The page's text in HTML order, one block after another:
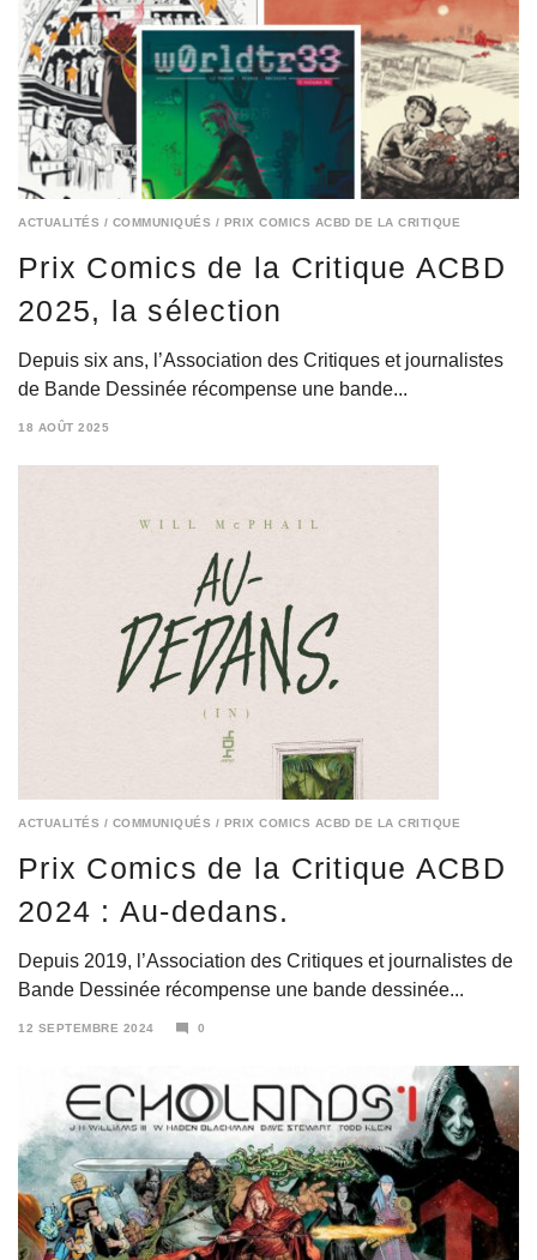
ACTUALITÉS / COMMUNIQUÉS / PRIX COMICS ACBD DE LA CRITIQUE
Prix Comics de la Critique ACBD
2025, la sélection
Depuis six ans, l’Association des Critiques et journalistes
de Bande Dessinée récompense une bande...
18 AOÛT 2025
ACTUALITÉS / COMMUNIQUÉS / PRIX COMICS ACBD DE LA CRITIQUE
Prix Comics de la Critique ACBD
2024 : Au-dedans.
Depuis 2019, l’Association des Critiques et journalistes de
Bande Dessinée récompense une bande dessinée...
12 SEPTEMBRE 2024
0